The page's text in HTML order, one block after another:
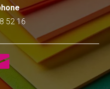
52 16